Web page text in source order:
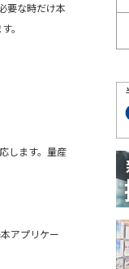
要な時だけ本
。
します。量産
アプリケー